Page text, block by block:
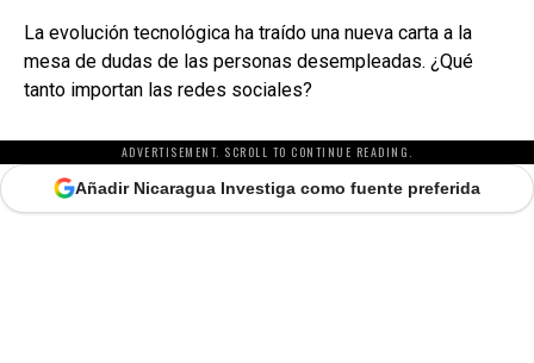
La evolución tecnológica ha traído una nueva carta a la
mesa de dudas de las personas desempleadas. ¿Qué
tanto importan las redes sociales?
ADVERTISEMENT. SCROLL TO CONTINUE READING.
Añadir Nicaragua Investiga como fuente preferida